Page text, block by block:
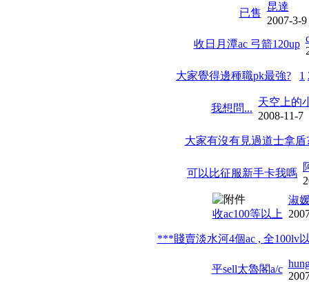
已售
昆達
2007-3-9
收日月潭ac 弓箭120up
大家覺得邊種職pk最強? 1
我想問...
天空上的
2008-11-7
大家有沒有見過道士拿盾
可以比征服新手卡我嗎
收ac100等以上
淑
***賤賣淡水河4個ac , 全100lv
平sell太魯閣a/c